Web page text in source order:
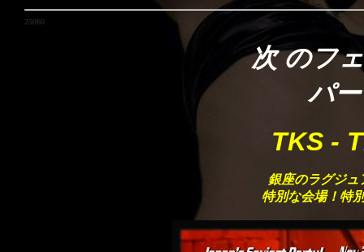
25060
次 のフ
パ
TKS -
銀座のラグジュ
特別な会場！特